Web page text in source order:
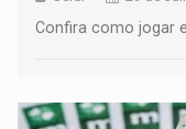
Confira como jogar